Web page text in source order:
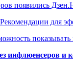
появились
для
инфлюенсеров и